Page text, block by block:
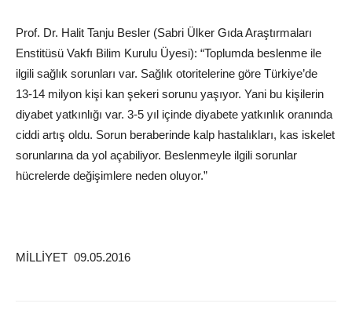
Prof. Dr. Halit Tanju Besler (Sabri Ülker Gıda Araştırmaları
Enstitüsü Vakfı Bilim Kurulu Üyesi): “Toplumda beslenme ile
ilgili sağlık sorunları var. Sağlık otoritelerine göre Türkiye’de
13-14 milyon kişi kan şekeri sorunu yaşıyor. Yani bu kişilerin
diyabet yatkınlığı var. 3-5 yıl içinde diyabete yatkınlık oranında
ciddi artış oldu. Sorun beraberinde kalp hastalıkları, kas iskelet
sorunlarına da yol açabiliyor. Beslenmeyle ilgili sorunlar
hücrelerde değişimlere neden oluyor.”
MİLLİYET 09.05.2016